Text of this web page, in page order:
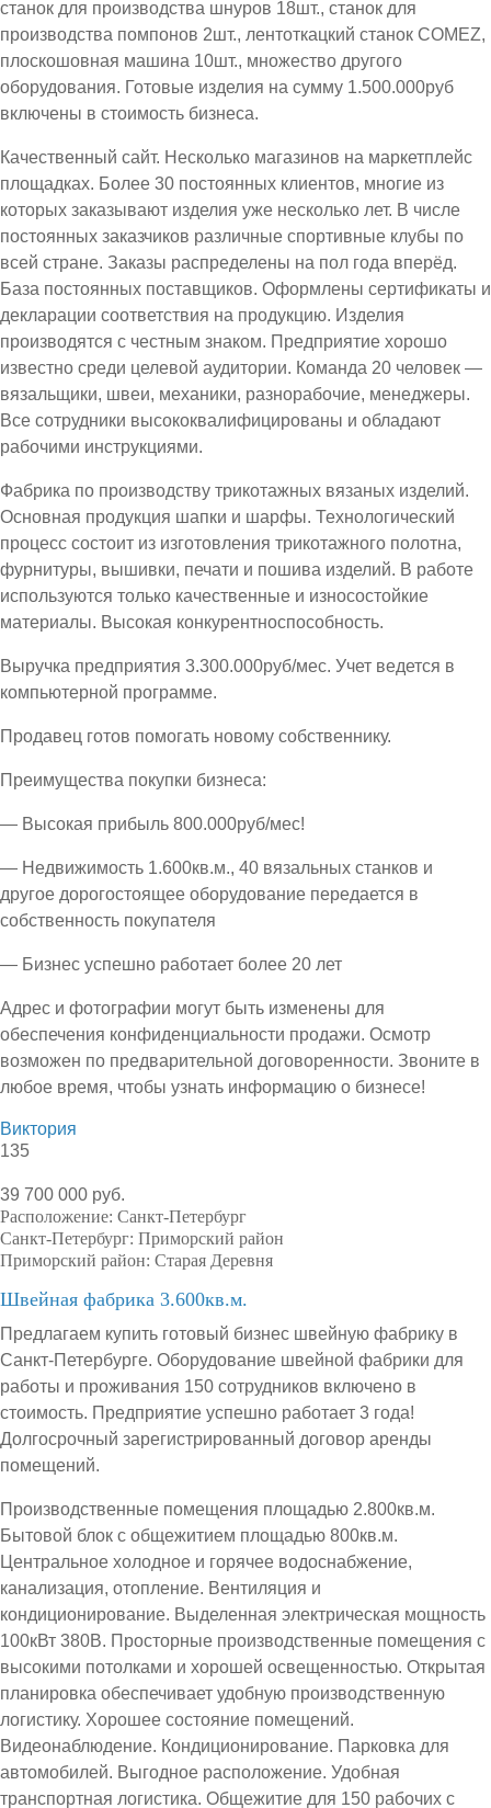
станок для производства шнуров 18шт., станок для
производства помпонов 2шт., лентоткацкий станок COMEZ,
плоскошовная машина 10шт., множество другого
оборудования. Готовые изделия на сумму 1.500.000руб
включены в стоимость бизнеса.
Качественный сайт. Несколько магазинов на маркетплейс
площадках. Более 30 постоянных клиентов, многие из
которых заказывают изделия уже несколько лет. В числе
постоянных заказчиков различные спортивные клубы по
всей стране. Заказы распределены на пол года вперёд.
База постоянных поставщиков. Оформлены сертификаты и
декларации соответствия на продукцию. Изделия
производятся с честным знаком. Предприятие хорошо
известно среди целевой аудитории. Команда 20 человек —
вязальщики, швеи, механики, разнорабочие, менеджеры.
Все сотрудники высококвалифицированы и обладают
рабочими инструкциями.
Фабрика по производству трикотажных вязаных изделий.
Основная продукция шапки и шарфы. Технологический
процесс состоит из изготовления трикотажного полотна,
фурнитуры, вышивки, печати и пошива изделий. В работе
используются только качественные и износостойкие
материалы. Высокая конкурентноспособность.
Выручка предприятия 3.300.000руб/мес. Учет ведется в
компьютерной программе.
Продавец готов помогать новому собственнику.
Преимущества покупки бизнеса:
— Высокая прибыль 800.000руб/мес!
— Недвижимость 1.600кв.м., 40 вязальных станков и
другое дорогостоящее оборудование передается в
собственность покупателя
— Бизнес успешно работает более 20 лет
Адрес и фотографии могут быть изменены для
обеспечения конфиденциальности продажи. Осмотр
возможен по предварительной договоренности. Звоните в
любое время, чтобы узнать информацию о бизнесе!
Виктория
135
39 700 000 руб.
Расположение: Санкт-Петербург
Санкт-Петербург: Приморский район
Приморский район: Старая Деревня
Швейная фабрика 3.600кв.м.
Предлагаем купить готовый бизнес швейную фабрику в
Санкт-Петербурге. Оборудование швейной фабрики для
работы и проживания 150 сотрудников включено в
стоимость. Предприятие успешно работает 3 года!
Долгосрочный зарегистрированный договор аренды
помещений.
Производственные помещения площадью 2.800кв.м.
Бытовой блок с общежитием площадью 800кв.м.
Центральное холодное и горячее водоснабжение,
канализация, отопление. Вентиляция и
кондиционирование. Выделенная электрическая мощность
100кВт 380В. Просторные производственные помещения с
высокими потолками и хорошей освещенностью. Открытая
планировка обеспечивает удобную производственную
логистику. Хорошее состояние помещений.
Видеонаблюдение. Кондиционирование. Парковка для
автомобилей. Выгодное расположение. Удобная
транспортная логистика. Общежитие для 150 рабочих с